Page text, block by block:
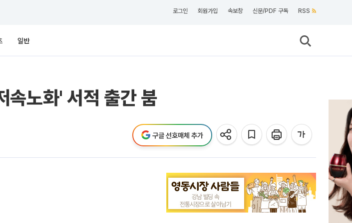
로그인 회원가입 속보창 신문/PDF 구독 RSS
일반
속노화' 서적 출간 붐
구글 선호매체 추가